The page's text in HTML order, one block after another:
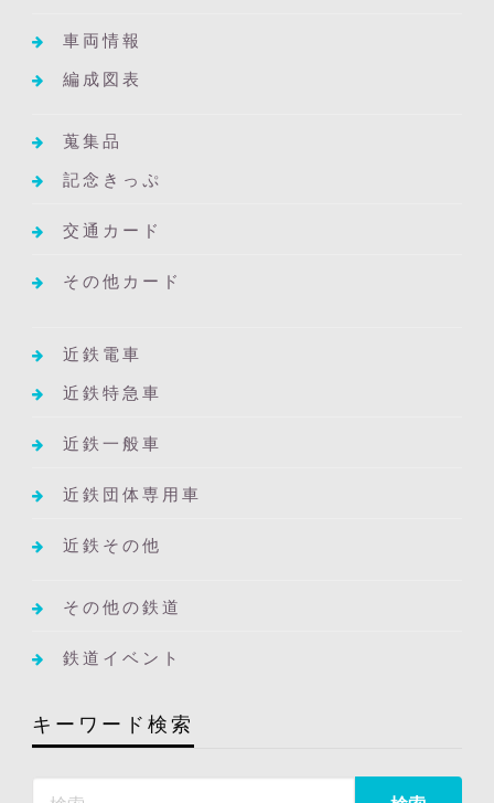
車両情報
編成図表
蒐集品
記念きっぷ
交通カード
その他カード
近鉄電車
近鉄特急車
近鉄一般車
近鉄団体専用車
近鉄その他
その他の鉄道
鉄道イベント
キーワード検索